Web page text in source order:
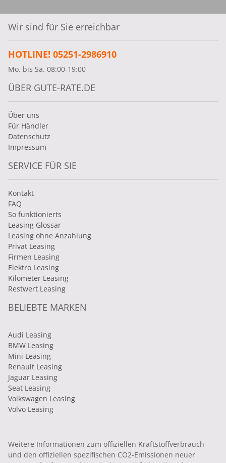
Wir sind für Sie erreichbar
HOTLINE! 05251-2986910
Mo. bis Sa. 08:00-19:00
ÜBER GUTE-RATE.DE
Über uns
Für Händler
Datenschutz
Impressum
SERVICE FÜR SIE
Kontakt
FAQ
So funktionierts
Leasing Glossar
Leasing ohne Anzahlung
Privat Leasing
Firmen Leasing
Elektro Leasing
Kilometer Leasing
Restwert Leasing
BELIEBTE MARKEN
Audi Leasing
BMW Leasing
Mini Leasing
Renault Leasing
Jaguar Leasing
Seat Leasing
Volkswagen Leasing
Volvo Leasing
Weitere Informationen zum offiziellen Kraftstoffverbrauch
und den offiziellen spezifischen CO2-Emissionen neuer